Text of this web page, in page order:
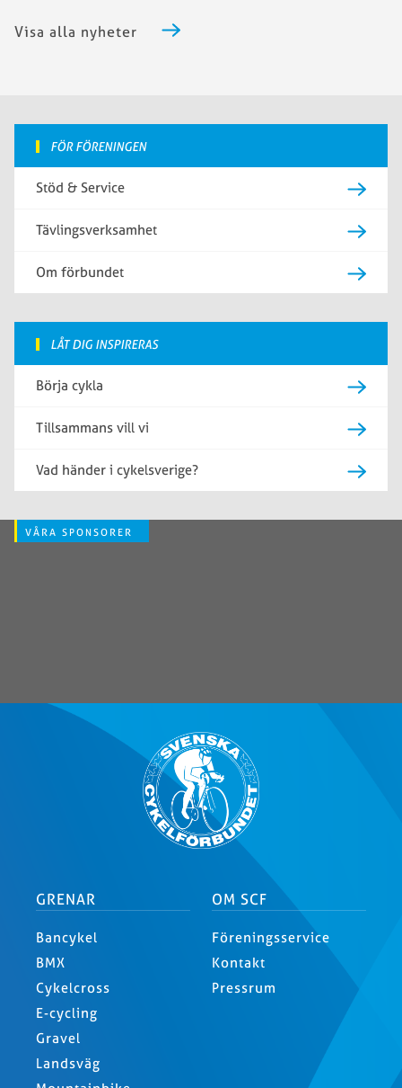
Visa alla nyheter
FÖR FÖRENINGEN
Stöd & Service
Tävlingsverksamhet
Om förbundet
LÅT DIG INSPIRERAS
Börja cykla
Tillsammans vill vi
Vad händer i cykelsverige?
VÅRA SPONSORER
GRENAR
Bancykel
BMX
Cykelcross
E-cycling
Gravel
Landsväg
OM SCF
Föreningsservice
Kontakt
Pressrum